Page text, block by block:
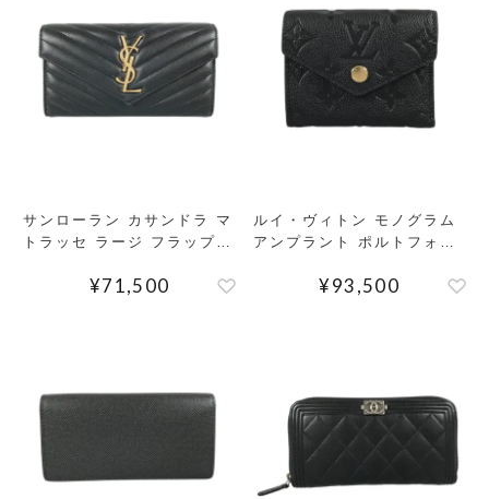
サンローラン カサンドラ マ
トラッセ ラージ フラップウ
¥71,500
ルイ・ヴィトン モノグラム
アンプラント ポルトフォイ
¥93,500